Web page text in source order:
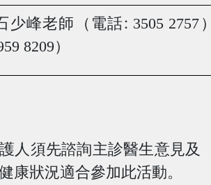
少峰老師（電話: 3505 2757
8209）
人須先諮詢主診醫生意見及
康狀況適合參加此活動。